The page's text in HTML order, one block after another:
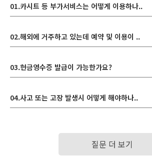
01.카시트 등 부가서비스는 어떻게 이용하나..
02.해외에 거주하고 있는데 예약 및 이용이 ..
03.현금영수증 발급이 가능한가요?
04.사고 또는 고장 발생시 어떻게 해야하나..
질문 더 보기